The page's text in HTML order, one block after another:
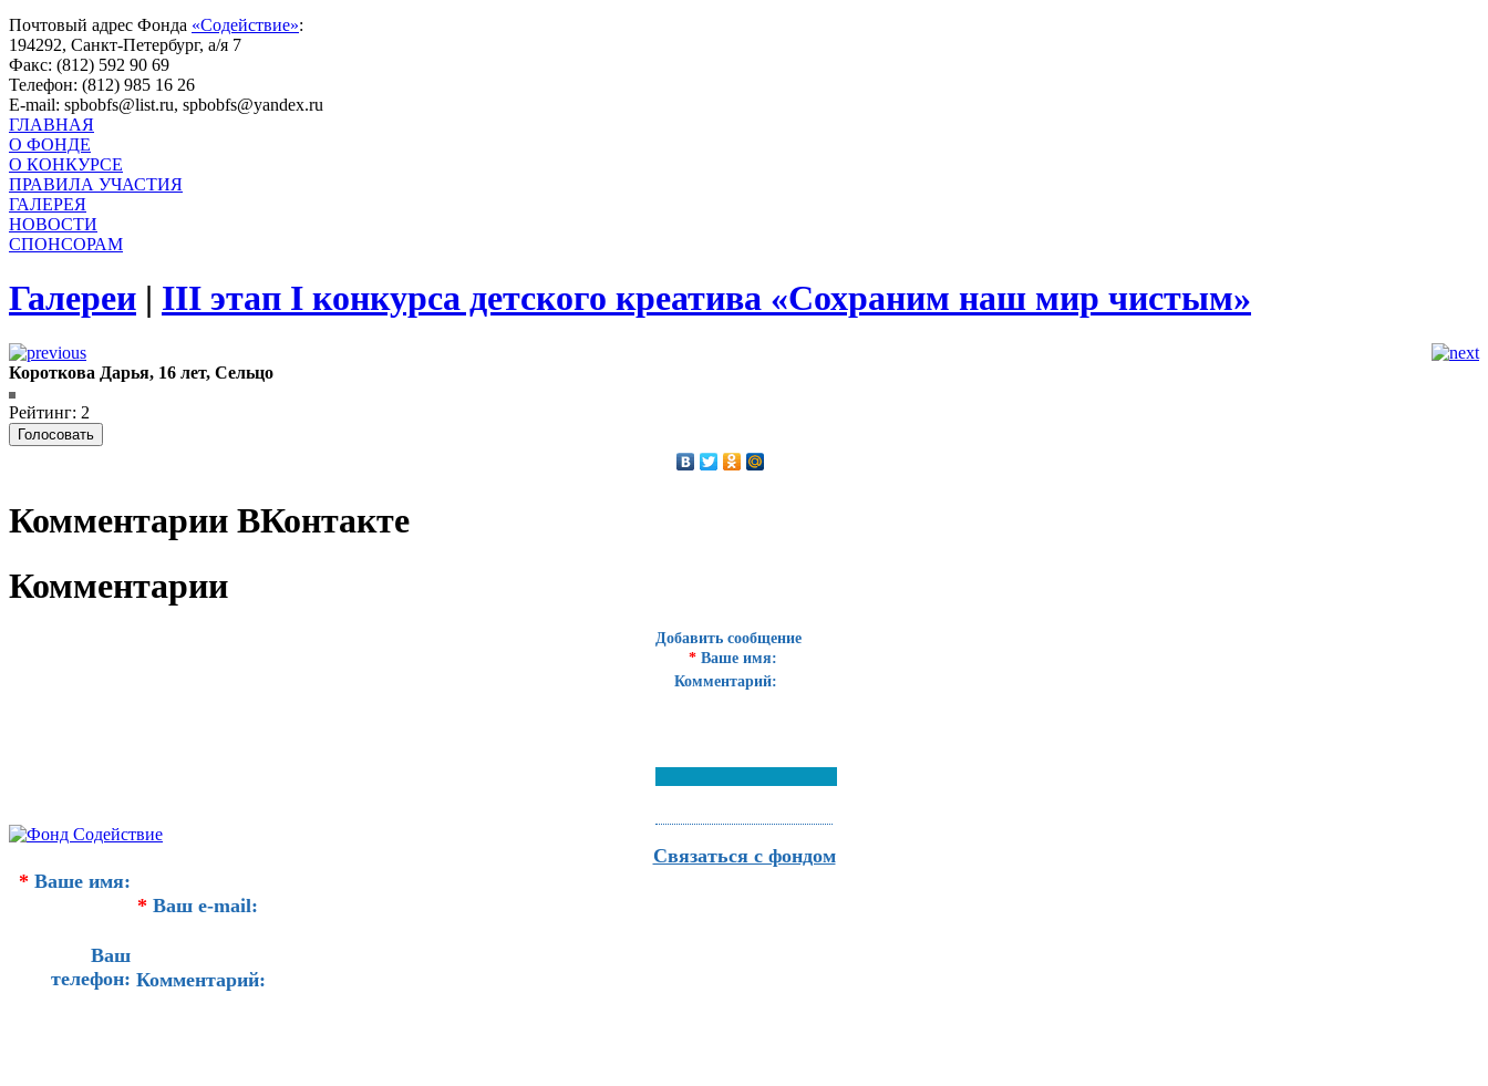
Почтовый адрес Фонда «Содействие»:
194292, Санкт-Петербург, а/я 7
Факс: (812) 592 90 69
Телефон: (812) 985 16 26
E-mail: spbobfs@list.ru, spbobfs@yandex.ru
ГЛАВНАЯ
О ФОНДЕ
О КОНКУРСЕ
ПРАВИЛА УЧАСТИЯ
ГАЛЕРЕЯ
НОВОСТИ
СПОНСОРАМ
Галереи | III этап I конкурса детского креатива «Сохраним наш мир чистым»
Короткова Дарья, 16 лет, Сельцо
Рейтинг: 2
Комментарии ВКонтакте
Комментарии
Добавить сообщение
* Ваше имя:
Комментарий:
Связаться с фондом
* Ваше имя:
* Ваш e-mail:
Ваш
телефон: Комментарий: